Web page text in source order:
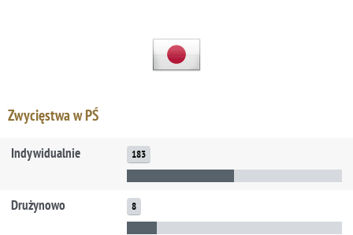
Zwycięstwa w PŚ
Indywidualnie 183
Drużynowo 8